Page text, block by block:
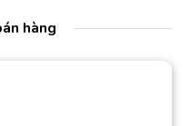
hàng